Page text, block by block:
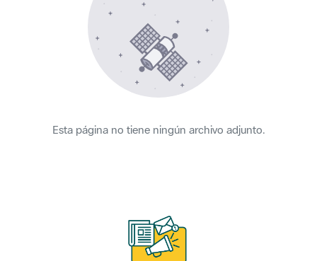
Esta página no tiene ningún archivo adjunto.